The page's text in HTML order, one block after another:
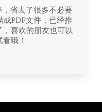
照扫描成PDF文件，
门这样的操作真的是
易安装，个人很喜欢
。